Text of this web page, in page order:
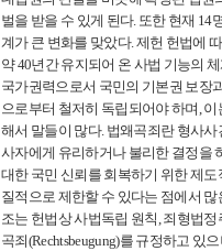
벌을 받을 수 있게 된다. 또한 현재 14
계가 큰 변화를 맞았다. 제헌 헌법에
약 40년간 유지되어 온 사법 기능의
국가권력으로서 국민의 기본권 보장
으로부터 철저히 독립되어야 하며,
해서 말들이 많다. 법왜곡죄란 형사
사자에게 유리하거나 불리한 결정을
대한 국민 신뢰를 회복하기 위한 제
질적으로 제한할 수 있다는 점에서
조는 헌법상 사법독립 원칙, 죄형법
곡죄(Rechtsbeugung)를 규정하고 있